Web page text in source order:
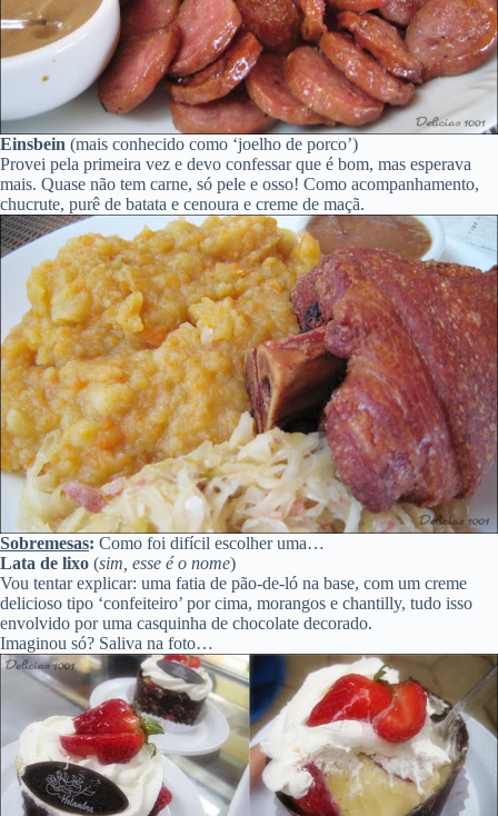
Einsbein (mais conhecido como ‘joelho de porco’)
Provei pela primeira vez e devo confessar que é bom, mas esperava
mais. Quase não tem carne, só pele e osso! Como acompanhamento,
chucrute, purê de batata e cenoura e creme de maçã.
Sobremesas: Como foi difícil escolher uma…
Lata de lixo (sim, esse é o nome)
Vou tentar explicar: uma fatia de pão-de-ló na base, com um creme
delicioso tipo ‘confeiteiro’ por cima, morangos e chantilly, tudo isso
envolvido por uma casquinha de chocolate decorado.
Imaginou só? Saliva na foto…